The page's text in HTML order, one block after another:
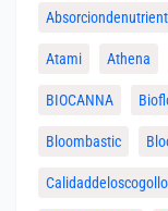
Atami Athena
BIOCANNA
Bloombastic